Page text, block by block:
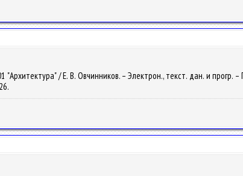
/ Е. В. Овчинников. – Электрон., текст. дан. и прогр. –